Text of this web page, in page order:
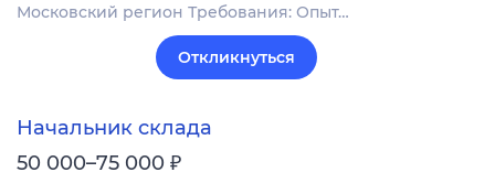
Московский регион Требования: Опыт…
Откликнуться
Начальник склада
50 000–75 000 ₽